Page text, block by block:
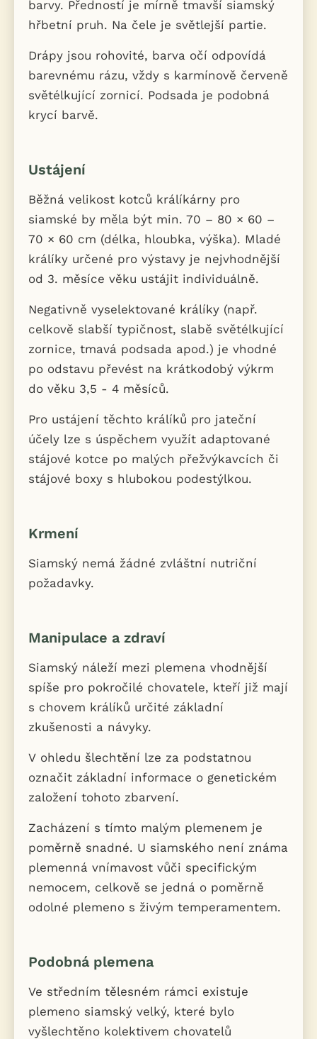
barvy. Předností je mírně tmavší siamský
hřbetní pruh. Na čele je světlejší partie.
Drápy jsou rohovité, barva očí odpovídá
barevnému rázu, vždy s karmínově červeně
světélkující zornicí. Podsada je podobná
krycí barvě.
Ustájení
Běžná velikost kotců králíkárny pro
siamské by měla být min. 70 – 80 × 60 –
70 × 60 cm (délka, hloubka, výška). Mladé
králíky určené pro výstavy je nejvhodnější
od 3. měsíce věku ustájit individuálně.
Negativně vyselektované králíky (např.
celkově slabší typičnost, slabě světélkující
zornice, tmavá podsada apod.) je vhodné
po odstavu převést na krátkodobý výkrm
do věku 3,5 - 4 měsíců.
Pro ustájení těchto králíků pro jateční
účely lze s úspěchem využít adaptované
stájové kotce po malých přežvýkavcích či
stájové boxy s hlubokou podestýlkou.
Krmení
Siamský nemá žádné zvláštní nutriční
požadavky.
Manipulace a zdraví
Siamský náleží mezi plemena vhodnější
spíše pro pokročilé chovatele, kteří již mají
s chovem králíků určité základní
zkušenosti a návyky.
V ohledu šlechtění lze za podstatnou
označit základní informace o genetickém
založení tohoto zbarvení.
Zacházení s tímto malým plemenem je
poměrně snadné. U siamského není známa
plemenná vnímavost vůči specifickým
nemocem, celkově se jedná o poměrně
odolné plemeno s živým temperamentem.
Podobná plemena
Ve středním tělesném rámci existuje
plemeno siamský velký, které bylo
vyšlechtěno kolektivem chovatelů